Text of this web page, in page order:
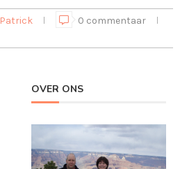
Patrick
0 commentaar
OVER ONS